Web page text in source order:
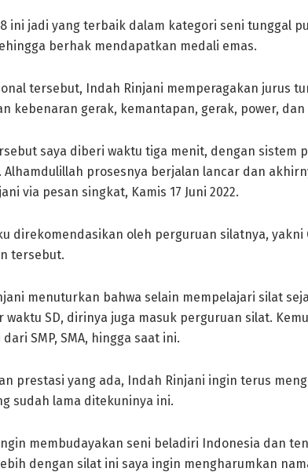
ini jadi yang terbaik dalam kategori seni tunggal
berhak mendapatkan medali emas.
tersebut, Indah Rinjani memperagakan jurus
kebenaran gerak, kemantapan, gerak, power,
saya diberi waktu tiga menit, dengan sistem
Alhamdulillah prosesnya berjalan lancar dan
via pesan singkat, Kamis 17 Juni 2022.
direkomendasikan oleh perguruan silatnya, yakni
tersebut.
menuturkan bahwa selain mempelajari silat
SD, dirinya juga masuk perguruan silat.
SMP, SMA, hingga saat ini.
prestasi yang ada, Indah Rinjani ingin terus
sudah lama ditekuninya ini.
membudayakan seni beladiri Indonesia dan
dengan silat ini saya ingin mengharumkan